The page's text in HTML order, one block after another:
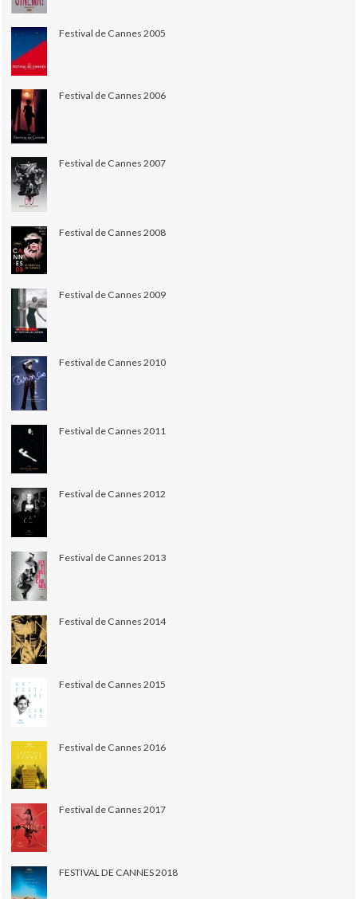
Festival de Cannes 2005
Festival de Cannes 2006
Festival de Cannes 2007
Festival de Cannes 2008
Festival de Cannes 2009
Festival de Cannes 2010
Festival de Cannes 2011
Festival de Cannes 2012
Festival de Cannes 2013
Festival de Cannes 2014
Festival de Cannes 2015
Festival de Cannes 2016
Festival de Cannes 2017
FESTIVAL DE CANNES 2018